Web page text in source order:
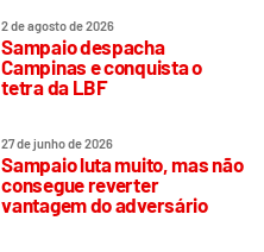
2 de agosto de 2026
Sampaio despacha
Campinas e conquista o
tetra da LBF
27 de junho de 2026
Sampaio luta muito, mas não
consegue reverter
vantagem do adversário